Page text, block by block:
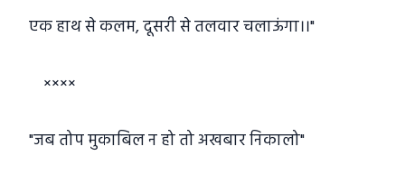
एक हाथ से कलम, दूसरी से तलवार चलाऊंगा।।"
××××
"जब तोप मुकाबिल न हो तो अखबार निकालो"